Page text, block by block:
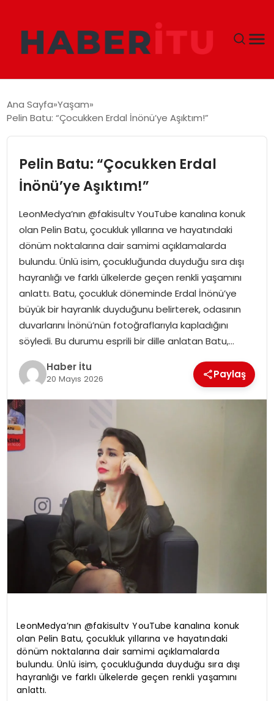
EKONOMI
SIYASET
TEKNOLOJI
EĞITIM
MAGAZIN
SPOR
YAŞAM
Ana Sayfa Yaşam
Pelin Batu: “Çocukken Erdal İnönü’ye Aşıktım!”
Pelin Batu: “Çocukken Erdal
İnönü’ye Aşıktım!”
LeonMedya’nın @fakisultv YouTube kanalına konuk
olan Pelin Batu, çocukluk yıllarına ve hayatındaki
dönüm noktalarına dair samimi açıklamalarda
bulundu. Ünlü isim, çocukluğunda duyduğu sıra dışı
hayranlığı ve farklı ülkelerde geçen renkli yaşamını
anlattı. Batu, çocukluk döneminde Erdal İnönü’ye
büyük bir hayranlık duyduğunu belirterek, odasının
duvarlarını İnönü’nün fotoğraflarıyla kapladığını
söyledi. Bu durumu esprili bir dille anlatan Batu,…
Haber İtu
20 Mayıs 2026 Paylaş
LeonMedya’nın @fakisultv YouTube kanalına konuk
olan Pelin Batu, çocukluk yıllarına ve hayatındaki
dönüm noktalarına dair samimi açıklamalarda
bulundu. Ünlü isim, çocukluğunda duyduğu sıra dışı
hayranlığı ve farklı ülkelerde geçen renkli yaşamını
anlattı.